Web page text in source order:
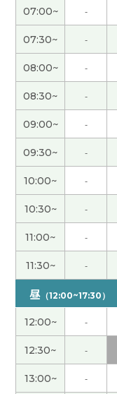
今天谢谢您。(
谢谢老师！ 是的
西。下次见！(
晶老师，谢谢！
怎么样。能用外
女性 )
谢谢老师！我发
正在成长。下次
谢谢您。我会踏
谢谢老师。虽然
词序并自己大声
自己大声朗读。
今天也谢谢你。
可思议。看来三
07:00~ -
07:30~ -
08:00~ -
08:30~ -
09:00~ -
09:30~ -
10:00~ -
10:30~ -
11:00~ -
11:30~ -
昼 （12:00~17:30）
12:00~ -
12:30~ -
13:00~ -